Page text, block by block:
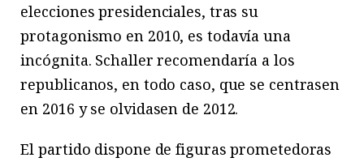
elecciones presidenciales, tras su
protagonismo en 2010, es todavía una
incógnita. Schaller recomendaría a los
republicanos, en todo caso, que se centrasen
en 2016 y se olvidasen de 2012.
El partido dispone de figuras prometedoras